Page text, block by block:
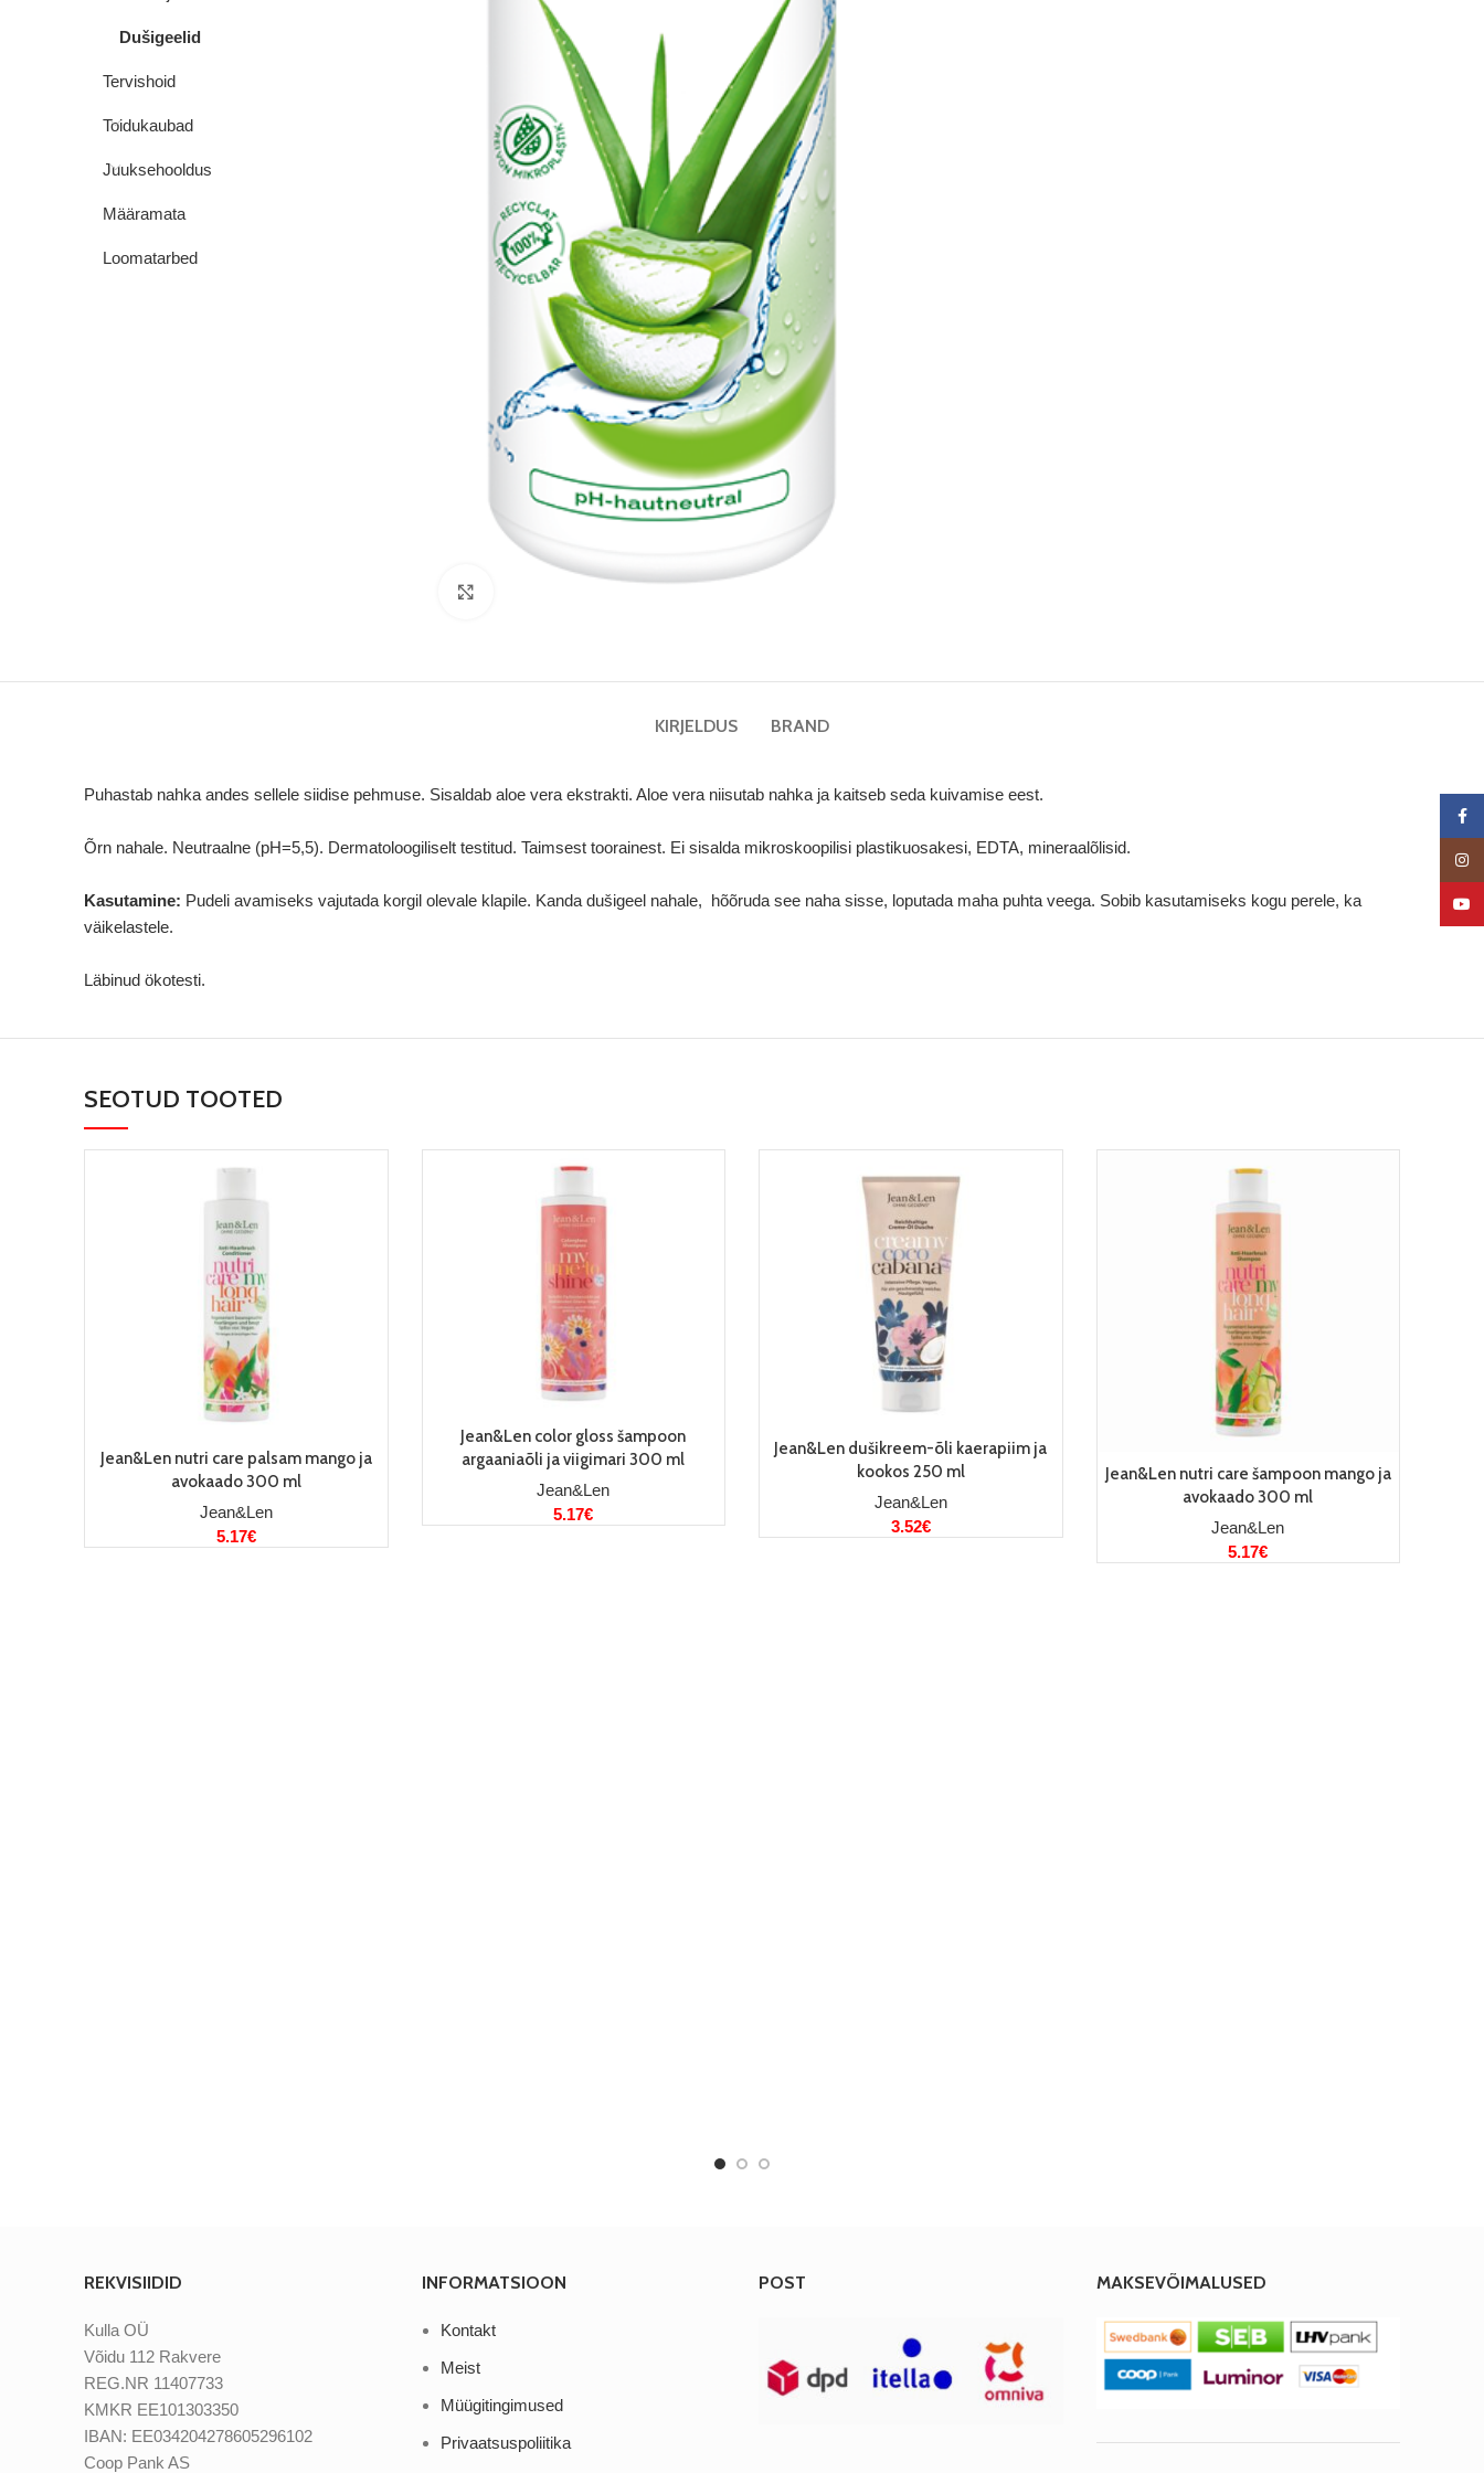
Dušigeelid
Tervishoid
Toidukaubad
Juuksehooldus
Määramata
Loomatarbed
KIRJELDUS BRAND
Puhastab nahka andes sellele siidise pehmuse. Sisaldab aloe vera ekstrakti. Aloe vera niisutab nahka ja kaitseb seda kuivamise eest.
Õrn nahale. Neutraalne (pH=5,5). Dermatoloogiliselt testitud. Taimsest toorainest. Ei sisalda mikroskoopilisi plastikuosakesi, EDTA, mineraalõlisid.
Kasutamine: Pudeli avamiseks vajutada korgil olevale klapile. Kanda dušigeel nahale, hõõruda see naha sisse, loputada maha puhta veega. Sobib kasutamiseks kogu perele, ka
väikelastele.
Läbinud ökotesti.
SEOTUD TOOTED
LISA KORVI
Jean&Len nutri care palsam mango ja
avokaado 300 ml
Jean&Len
5.17€
LISA KORVI
Jean&Len color gloss šampoon
argaaniaõli ja viigimari 300 ml
Jean&Len
5.17€
LISA KORVI
Jean&Len dušikreem-õli kaerapiim ja
kookos 250 ml
Jean&Len
3.52€
Jean&Len nutri care šampoon mango ja
avokaado 300 ml
Jean&Len
5.17€
REKVISIIDID
Kulla OÜ
Võidu 112 Rakvere
REG.NR 11407733
KMKR EE101303350
IBAN: EE034204278605296102
Coop Pank AS
INFORMATSIOON
Kontakt
Meist
Müügitingimused
Privaatsuspoliitika
POST MAKSEVÕIMALUSED